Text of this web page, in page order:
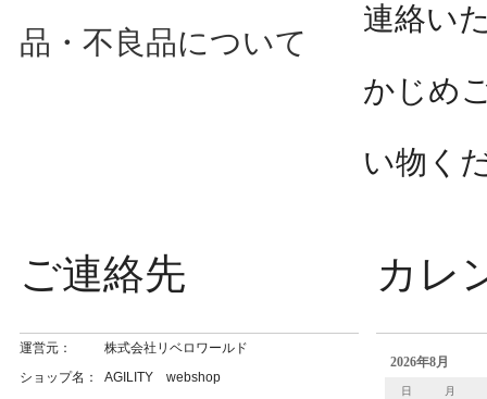
品・不良品について
連絡い
かじめ
い物く
ご連絡先
運営元：
株式会社リベロワールド
ショップ名：
AGILITY webshop
カレ